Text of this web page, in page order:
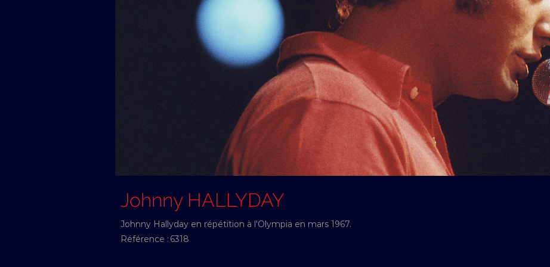
Johnny HALLYDAY
Johnny Hallyday en répétition à l'Olympia en mars 1967.
Référence : 6318